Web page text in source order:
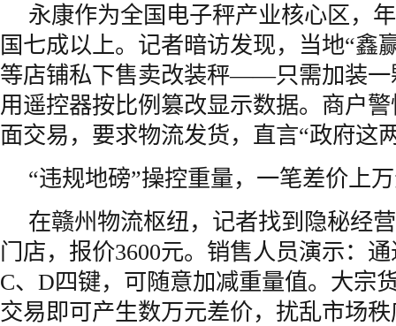
永康作为全国电子秤产业核心区，
国七成以上。记者暗访发现，当地“鑫
等店铺私下售卖改装秤——只需加装一
用遥控器按比例篡改显示数据。商户
面交易，要求物流发货，直言“政府这
“违规地磅”操控重量，一笔差价上
在赣州物流枢纽，记者找到隐秘经
门店，报价3600元。销售人员演示：
C、D四键，可随意加减重量值。大宗
交易即可产生数万元差价，扰乱市场